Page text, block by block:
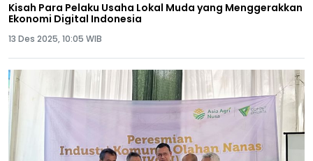
Kisah Para Pelaku Usaha Lokal Muda yang Menggerakkan
Ekonomi Digital Indonesia
13 Des 2025, 10:05 WIB